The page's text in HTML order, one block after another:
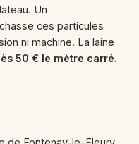
Un
ces particules
ni machine. La laine
50 € le mètre carré.